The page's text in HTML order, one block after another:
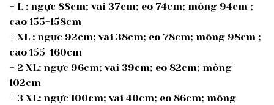
+ L : ngực 88cm; vai 37cm; eo 74cm; mông 94cm ;
cao 155-158cm
+ XL : ngực 92cm; vai 38cm; eo 78cm; mông 98cm ;
cao 155-160cm
+ 2 XL: ngực 96cm; vai 39cm; eo 82cm; mông
102cm
+ 3 XL: ngực 100cm; vai 40cm; eo 86cm; mông